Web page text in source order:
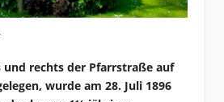
und rechts der Pfarrstraße auf
wurde am 28. Juli 1896